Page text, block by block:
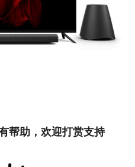
帮助，欢迎打赏支持